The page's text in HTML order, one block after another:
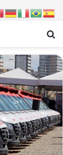
Governo da Bahia entrega 1ª etapa da requalificação do Parque Metropolitano de Pituaçu